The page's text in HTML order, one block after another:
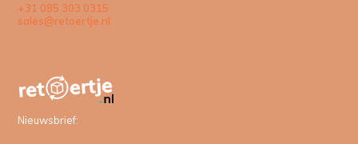
+31 085 303 0315
sales@retoertje.nl
Nieuwsbrief: